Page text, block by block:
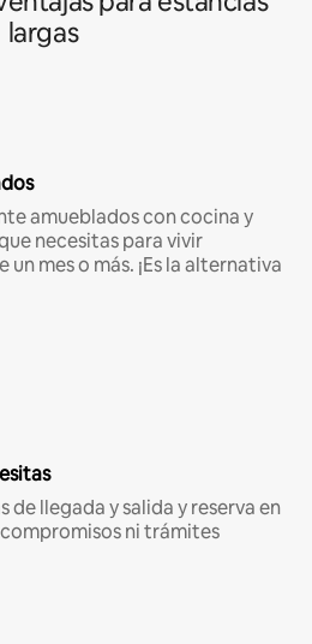
largas
amueblados con cocina y
necesitas para vivir
mes o más. ¡Es la alternativa
de llegada y salida y reserva en
ni trámites